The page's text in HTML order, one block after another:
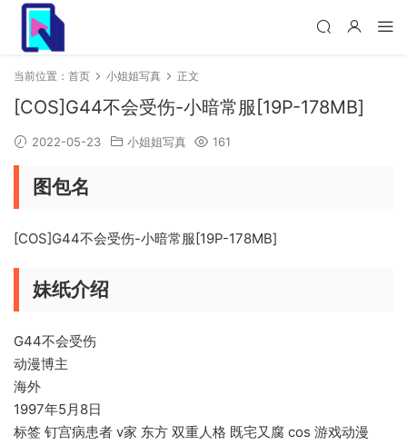
当前位置： 首页 小姐姐写真 正文
[COS]G44不会受伤-小暗常服[19P-178MB]
2022-05-23 小姐姐写真 161
图包名
[COS]G44不会受伤-小暗常服[19P-178MB]
妹纸介绍
G44不会受伤
动漫博主
海外
1997年5月8日
标签 钉宫病患者 v家 东方 双重人格 既宅又腐 cos 游戏动漫